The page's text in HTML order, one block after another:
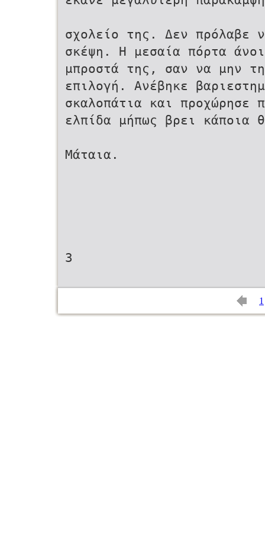
σχολείο της. Δεν πρόλαβε
σκέψη. Η μεσαία πόρτα
μπροστά της, σαν να μην
επιλογή. Ανέβηκε
σκαλοπάτια και προχώρησε
ελπίδα μήπως βρει κάποια
Μάταια.
3
1